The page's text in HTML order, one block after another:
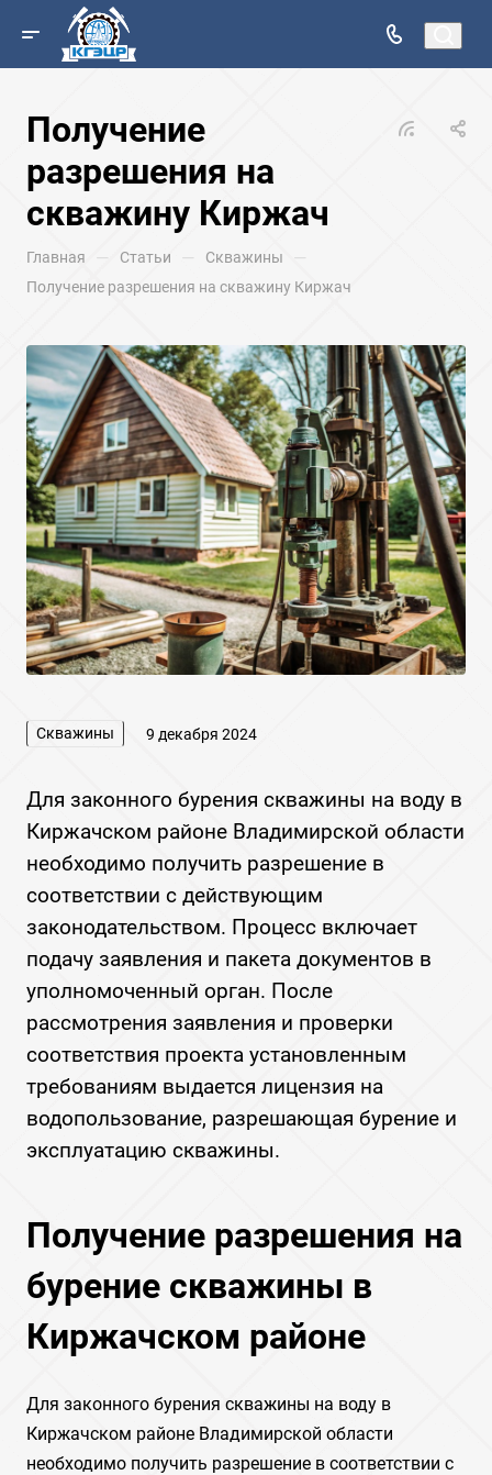
Получение
разрешения на
скважину Киржач
Главная — Статьи — Скважины —
Получение разрешения на скважину Киржач
Скважины 9 декабря 2024
Для законного бурения скважины на воду в
Киржачском районе Владимирской области
необходимо получить разрешение в
соответствии с действующим
законодательством. Процесс включает
подачу заявления и пакета документов в
уполномоченный орган. После
рассмотрения заявления и проверки
соответствия проекта установленным
требованиям выдается лицензия на
водопользование, разрешающая бурение и
эксплуатацию скважины.
Получение разрешения на
бурение скважины в
Киржачском районе
Для законного бурения скважины на воду в
Киржачском районе Владимирской области
необходимо получить разрешение в соответствии с